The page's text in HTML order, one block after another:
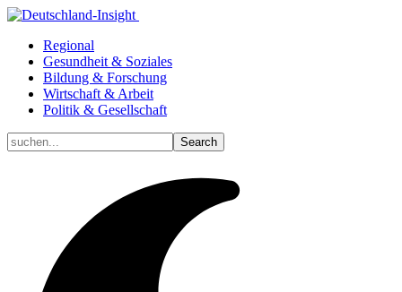
Regional
Gesundheit & Soziales
Bildung & Forschung
Wirtschaft & Arbeit
Politik & Gesellschaft